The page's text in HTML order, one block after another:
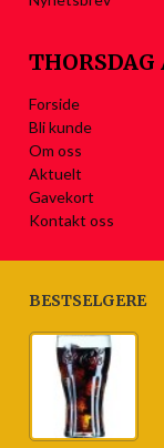
THORSDAG
Forside
Bli kunde
Om oss
Aktuelt
Gavekort
Kontakt oss
BESTSELGERE